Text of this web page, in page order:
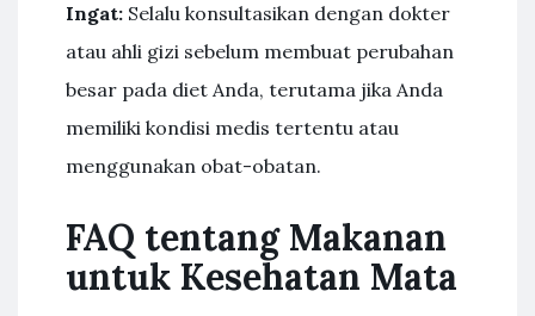
Ingat: Selalu konsultasikan dengan dokter
atau ahli gizi sebelum membuat perubahan
besar pada diet Anda, terutama jika Anda
memiliki kondisi medis tertentu atau
menggunakan obat-obatan.
FAQ tentang Makanan
untuk Kesehatan Mata